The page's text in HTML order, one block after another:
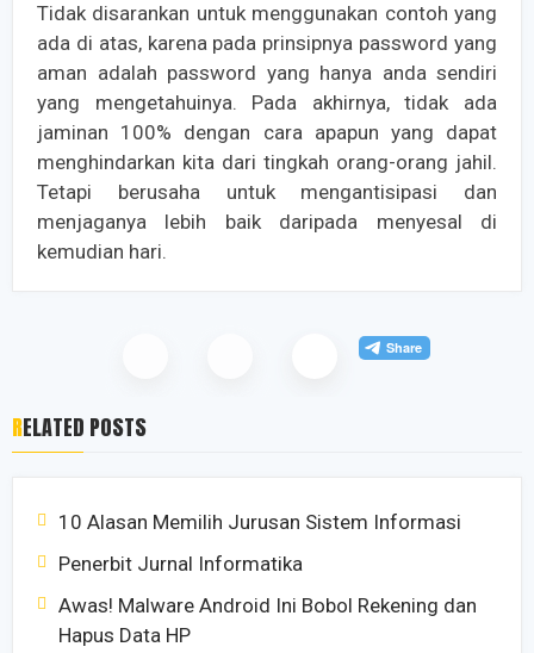
Tidak disarankan untuk menggunakan contoh yang
ada di atas, karena pada prinsipnya password yang
aman adalah password yang hanya anda sendiri
yang mengetahuinya. Pada akhirnya, tidak ada
jaminan 100% dengan cara apapun yang dapat
menghindarkan kita dari tingkah orang-orang jahil.
Tetapi berusaha untuk mengantisipasi dan
menjaganya lebih baik daripada menyesal di
kemudian hari.
RELATED POSTS
10 Alasan Memilih Jurusan Sistem Informasi
Penerbit Jurnal Informatika
Awas! Malware Android Ini Bobol Rekening dan
Hapus Data HP